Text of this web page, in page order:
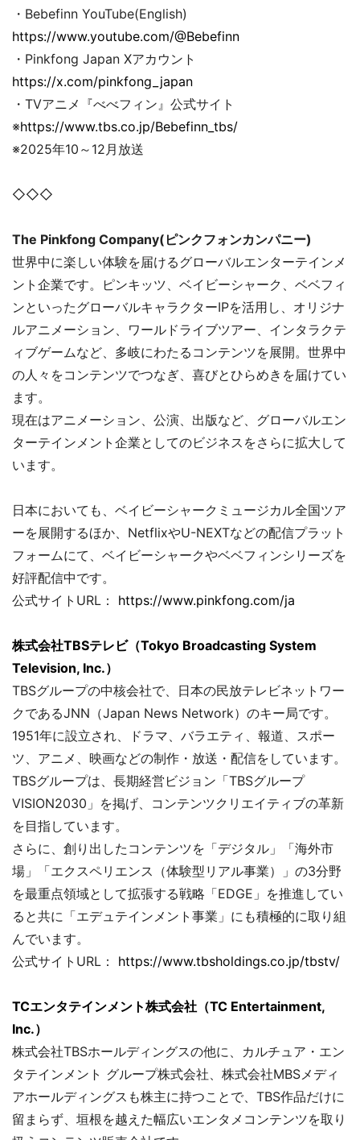
・Bebefinn YouTube(English)
https://www.youtube.com/@Bebefinn
・Pinkfong Japan Xアカウント
https://x.com/pinkfong_japan
・TVアニメ『べべフィン』公式サイト
※https://www.tbs.co.jp/Bebefinn_tbs/
※2025年10～12月放送
◇◇◇
The Pinkfong Company(ピンクフォンカンパニー)
世界中に楽しい体験を届けるグローバルエンターテインメ
ント企業です。ピンキッツ、ベイビーシャーク、ベベフィ
ンといったグローバルキャラクターIPを活用し、オリジナ
ルアニメーション、ワールドライブツアー、インタラクテ
ィブゲームなど、多岐にわたるコンテンツを展開。世界中
の人々をコンテンツでつなぎ、喜びとひらめきを届けてい
ます。
現在はアニメーション、公演、出版など、グローバルエン
ターテインメント企業としてのビジネスをさらに拡大して
います。
日本においても、ベイビーシャークミュージカル全国ツア
ーを展開するほか、NetflixやU-NEXTなどの配信プラット
フォームにて、ベイビーシャークやベベフィンシリーズを
好評配信中です。
公式サイトURL： https://www.pinkfong.com/ja
株式会社TBSテレビ（Tokyo Broadcasting System
Television, Inc.）
TBSグループの中核会社で、日本の民放テレビネットワー
クであるJNN（Japan News Network）のキー局です。
1951年に設立され、ドラマ、バラエティ、報道、スポー
ツ、アニメ、映画などの制作・放送・配信をしています。
TBSグループは、長期経営ビジョン「TBSグループ
VISION2030」を掲げ、コンテンツクリエイティブの革新
を目指しています。
さらに、創り出したコンテンツを「デジタル」「海外市
場」「エクスペリエンス（体験型リアル事業）」の3分野
を最重点領域として拡張する戦略「EDGE」を推進してい
ると共に「エデュテインメント事業」にも積極的に取り組
んでいます。
公式サイトURL： https://www.tbsholdings.co.jp/tbstv/
TCエンタテインメント株式会社（TC Entertainment,
Inc.）
株式会社TBSホールディングスの他に、カルチュア・エン
タテインメント グループ株式会社、株式会社MBSメディ
アホールディングスも株主に持つことで、TBS作品だけに
留まらず、垣根を越えた幅広いエンタメコンテンツを取り